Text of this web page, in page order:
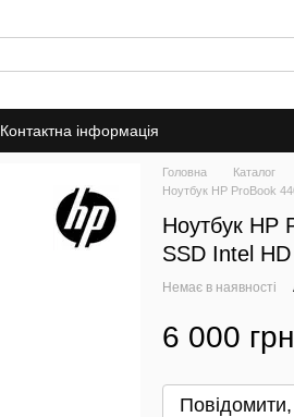
Контактна інформація
Головна Каталог
Ноутбук HP ProBook
Ноутбук HP
SSD Intel
Немає в наявності
6 000 грн